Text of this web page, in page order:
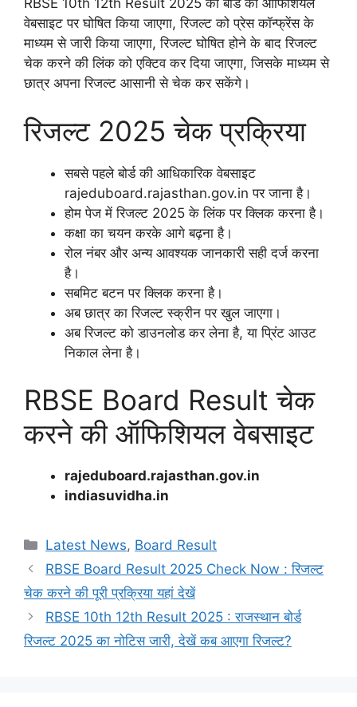
RBSE 10th 12th Result 2025 को बोर्ड की ऑफिशियल
वेबसाइट पर घोषित किया जाएगा, रिजल्ट को प्रेस कॉन्फ्रेंस के
माध्यम से जारी किया जाएगा, रिजल्ट घोषित होने के बाद रिजल्ट
चेक करने की लिंक को एक्टिव कर दिया जाएगा, जिसके माध्यम से
छात्र अपना रिजल्ट आसानी से चेक कर सकेंगे।
रिजल्ट 2025 चेक प्रक्रिया
सबसे पहले बोर्ड की आधिकारिक वेबसाइट
rajeduboard.rajasthan.gov.in पर जाना है।
होम पेज में रिजल्ट 2025 के लिंक पर क्लिक करना है।
कक्षा का चयन करके आगे बढ़ना है।
रोल नंबर और अन्य आवश्यक जानकारी सही दर्ज करना
है।
सबमिट बटन पर क्लिक करना है।
अब छात्र का रिजल्ट स्क्रीन पर खुल जाएगा।
अब रिजल्ट को डाउनलोड कर लेना है, या प्रिंट आउट
निकाल लेना है।
RBSE Board Result चेक
करने की ऑफिशियल वेबसाइट
rajeduboard.rajasthan.gov.in
indiasuvidha.in
Categories
Latest News, Board Result
RBSE Board Result 2025 Check Now : रिजल्ट
चेक करने की पूरी प्रक्रिया यहां देखें
RBSE 10th 12th Result 2025 : राजस्थान बोर्ड
रिजल्ट 2025 का नोटिस जारी, देखें कब आएगा रिजल्ट?